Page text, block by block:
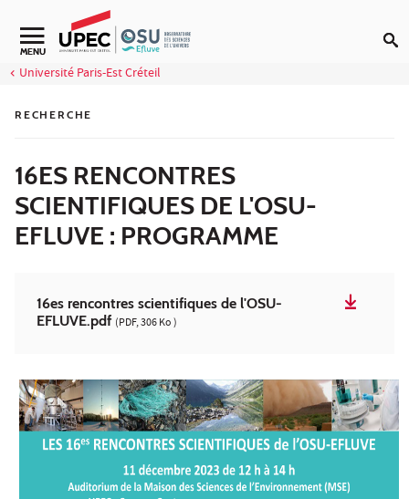
Aller au contenu
Navigation secondaire
MENU
Université Paris-Est Créteil
RECHERCHE
16ES RENCONTRES
SCIENTIFIQUES DE L'OSU-
EFLUVE : PROGRAMME
16es rencontres scientifiques de l'OSU-
EFLUVE.pdf (PDF, 306 Ko )